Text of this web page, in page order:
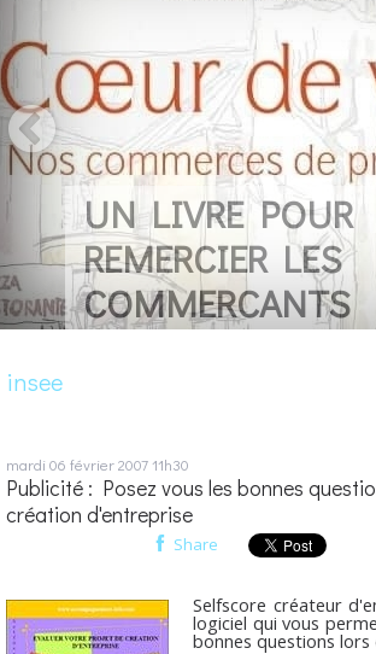
UN LIVRE POUR
REMERCIER LES
COMMERCANTS
insee
mardi 06 février 200711h30
Publicité : Posez vous les bonnes
création d'entreprise
Share
Selfscore créateur
logiciel qui vous
bonnes questions